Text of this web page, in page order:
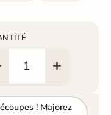
! Majorez